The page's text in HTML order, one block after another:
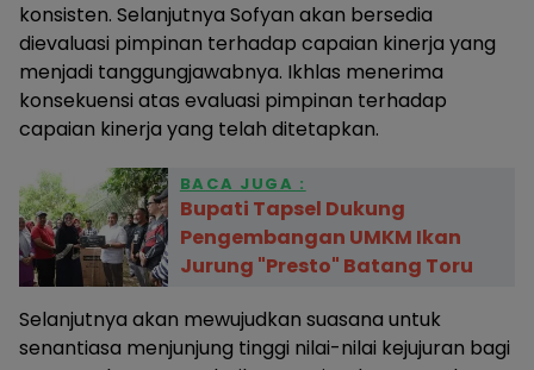
konsisten. Selanjutnya Sofyan akan bersedia
dievaluasi pimpinan terhadap capaian kinerja yang
menjadi tanggungjawabnya. Ikhlas menerima
konsekuensi atas evaluasi pimpinan terhadap
capaian kinerja yang telah ditetapkan.
BACA JUGA :
Bupati Tapsel Dukung
Pengembangan UMKM Ikan
Jurung "Presto" Batang Toru
Selanjutnya akan mewujudkan suasana untuk
senantiasa menjunjung tinggi nilai-nilai kejujuran bagi